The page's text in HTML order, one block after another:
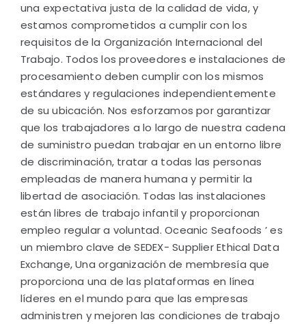
una expectativa justa de la calidad de vida, y
estamos comprometidos a cumplir con los
requisitos de la Organización Internacional del
Trabajo. Todos los proveedores e instalaciones de
procesamiento deben cumplir con los mismos
estándares y regulaciones independientemente
de su ubicación. Nos esforzamos por garantizar
que los trabajadores a lo largo de nuestra cadena
de suministro puedan trabajar en un entorno libre
de discriminación, tratar a todas las personas
empleadas de manera humana y permitir la
libertad de asociación. Todas las instalaciones
están libres de trabajo infantil y proporcionan
empleo regular a voluntad. Oceanic Seafoods ’ es
un miembro clave de SEDEX- Supplier Ethical Data
Exchange, Una organización de membresía que
proporciona una de las plataformas en línea
líderes en el mundo para que las empresas
administren y mejoren las condiciones de trabajo